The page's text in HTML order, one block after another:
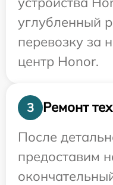
углубленный
перевозку за
центр Honor.
3
Ремонт
После
предоставим